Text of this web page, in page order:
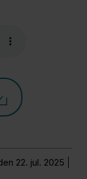
22. jul. 2025